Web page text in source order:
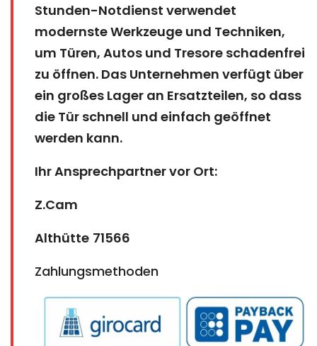
Stunden-Notdienst verwendet
modernste Werkzeuge und Techniken,
um Türen, Autos und Tresore schadenfrei
zu öffnen. Das Unternehmen verfügt über
ein großes Lager an Ersatzteilen, so dass
die Tür schnell und einfach geöffnet
werden kann.
Ihr Ansprechpartner vor Ort:
Z.Cam
Althütte 71566
Zahlungsmethoden